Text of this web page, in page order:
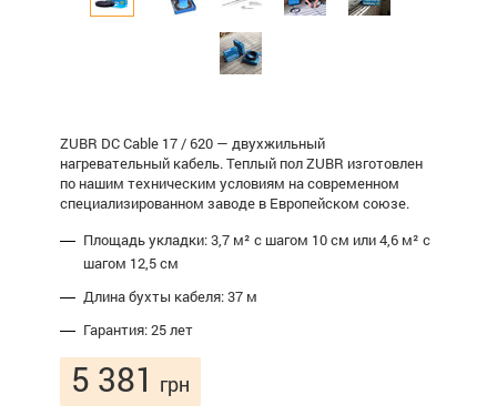
ZUBR DC Cable 17 / 620 — двухжильный
нагревательный кабель. Теплый пол ZUBR изготовлен
по нашим техническим условиям на современном
специализированном заводе в Европейском союзе.
Площадь укладки: 3,7 м² с шагом 10 см или 4,6 м² с
шагом 12,5 см
Длина бухты кабеля: 37 м
Гарантия: 25 лет
5 381 грн